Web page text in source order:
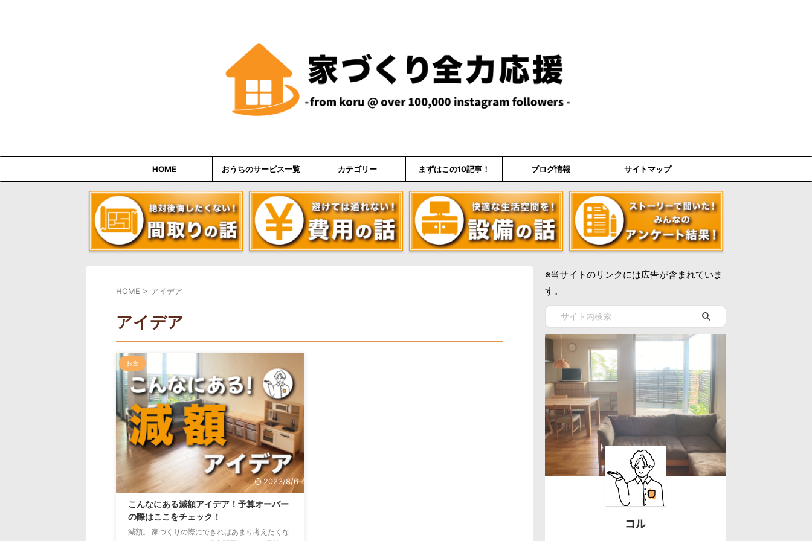
HOME おうちのサービス一覧 カテゴリー まずはこの10記事！ ブログ情報 サイトマップ
HOME > アイデア
アイデア
お金
2023/8/6
こんなにある減額アイデア！予算オーバー
の際はここをチェック！
減額。 家づくりの際にできればあまり考えたくな
※当サイトのリンクには広告が含まれていま
す。
コル